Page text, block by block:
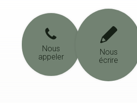
Nous
appeler
Nous
écrire